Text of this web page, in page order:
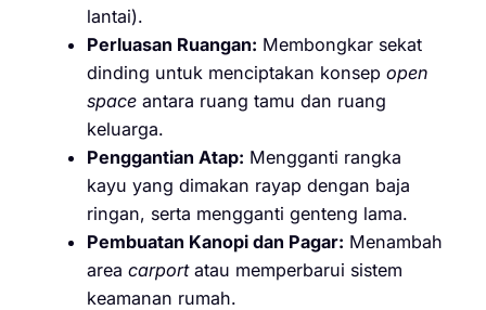
lantai).
Perluasan Ruangan: Membongkar sekat
dinding untuk menciptakan konsep open
space antara ruang tamu dan ruang
keluarga.
Penggantian Atap: Mengganti rangka
kayu yang dimakan rayap dengan baja
ringan, serta mengganti genteng lama.
Pembuatan Kanopi dan Pagar: Menambah
area carportatau memperbarui sistem
keamanan rumah.